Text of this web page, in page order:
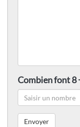
Combien font 8